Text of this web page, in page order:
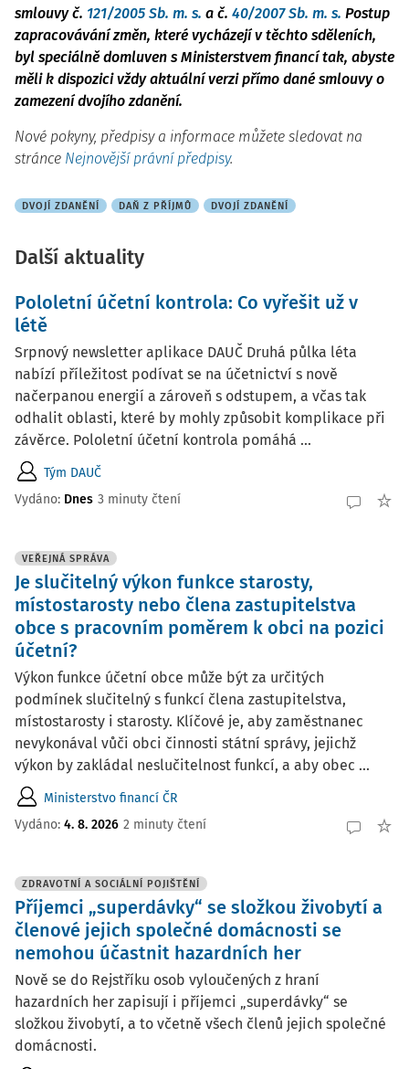
smlouvy č. 121/2005 Sb. m. s. a č. 40/2007 Sb. m. s. Postup
zapracovávání změn, které vycházejí v těchto sděleních,
byl speciálně domluven s Ministerstvem financí tak, abyste
měli k dispozici vždy aktuální verzi přímo dané smlouvy o
zamezení dvojího zdanění.
Nové pokyny, předpisy a informace můžete sledovat na
stránce Nejnovější právní předpisy.
DVOJÍ ZDANĚNÍ DAŇ Z PŘÍJMŮ DVOJÍ ZDANĚNÍ
Další aktuality
Pololetní účetní kontrola: Co vyřešit už v
létě
Srpnový newsletter aplikace DAUČ Druhá půlka léta
nabízí příležitost podívat se na účetnictví s nově
načerpanou energií a zároveň s odstupem, a včas tak
odhalit oblasti, které by mohly způsobit komplikace při
závěrce. Pololetní účetní kontrola pomáhá ...
Tým DAUČ
Vydáno: Dnes 3 minuty čtení
VEŘEJNÁ SPRÁVA
Je slučitelný výkon funkce starosty,
místostarosty nebo člena zastupitelstva
obce s pracovním poměrem k obci na pozici
účetní?
Výkon funkce účetní obce může být za určitých
podmínek slučitelný s funkcí člena zastupitelstva,
místostarosty i starosty. Klíčové je, aby zaměstnanec
nevykonával vůči obci činnosti státní správy, jejichž
výkon by zakládal neslučitelnost funkcí, a aby obec ...
Ministerstvo financí ČR
Vydáno: 4. 8. 2026 2 minuty čtení
ZDRAVOTNÍ A SOCIÁLNÍ POJIŠTĚNÍ
Příjemci „superdávky“ se složkou živobytí a
členové jejich společné domácnosti se
nemohou účastnit hazardních her
Nově se do Rejstříku osob vyloučených z hraní
hazardních her zapisují i příjemci „superdávky“ se
složkou živobytí, a to včetně všech členů jejich společné
domácnosti.